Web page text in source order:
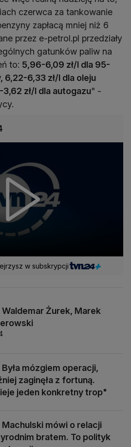
czerwca za tankowanie
zapłacą mniej niż 6
przez e-petrol.pl przedziały
gatunków paliw na
to: 5,96-6,09 zł/l dla 95-
6,22-6,33 zł/l dla oleju
zł/l dla autogazu" -
w subskrypcji
Waldemar Żurek, Marek
Była mózgiem operacji,
zaginęła z fortuną.
jeden konkretny trop"
Machulski mówi o relacji
bratem. To polityk